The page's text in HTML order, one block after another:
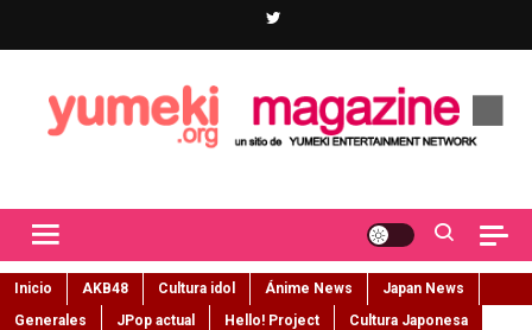
Inicio AKB48 Cultura idol Ánime News
Japan News
Generales
JPop actual Hello! Project
Cultura Japonesa